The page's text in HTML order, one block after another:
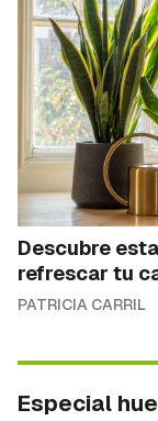
Descubre
refrescar tu
PATRICIA CARRIL
Especial